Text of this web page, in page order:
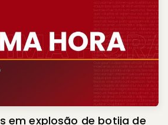
em explosão de botija de